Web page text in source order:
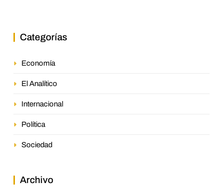
Categorías
Economía
El Analítico
Internacional
Política
Sociedad
Archivo